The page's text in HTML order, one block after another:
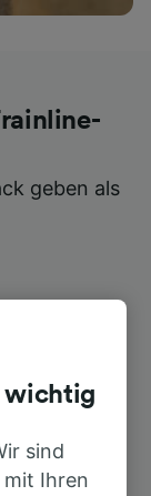
geben als
wichtig
sind
mit Ihren